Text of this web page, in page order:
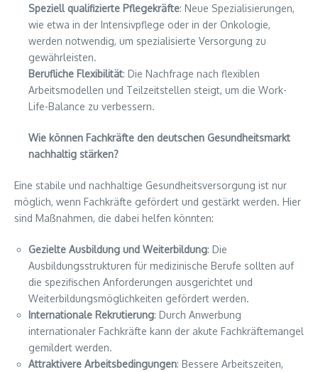
Speziell qualifizierte Pflegekräfte: Neue Spezialisierungen,
wie etwa in der Intensivpflege oder in der Onkologie,
werden notwendig, um spezialisierte Versorgung zu
gewährleisten.
Berufliche Flexibilität: Die Nachfrage nach flexiblen
Arbeitsmodellen und Teilzeitstellen steigt, um die Work-
Life-Balance zu verbessern.
Wie können Fachkräfte den deutschen Gesundheitsmarkt
nachhaltig stärken?
Eine stabile und nachhaltige Gesundheitsversorgung ist nur
möglich, wenn Fachkräfte gefördert und gestärkt werden. Hier
sind Maßnahmen, die dabei helfen könnten:
Gezielte Ausbildung und Weiterbildung: Die
Ausbildungsstrukturen für medizinische Berufe sollten auf
die spezifischen Anforderungen ausgerichtet und
Weiterbildungsmöglichkeiten gefördert werden.
Internationale Rekrutierung: Durch Anwerbung
internationaler Fachkräfte kann der akute Fachkräftemangel
gemildert werden.
Attraktivere Arbeitsbedingungen: Bessere Arbeitszeiten,